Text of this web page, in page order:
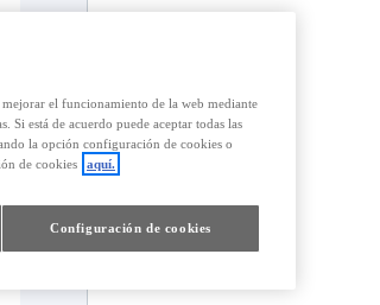
el funcionamiento de la web mediante
está de acuerdo puede aceptar todas las
la opción configuración de cookies o
de cookies
aquí.
Configuración de cookies